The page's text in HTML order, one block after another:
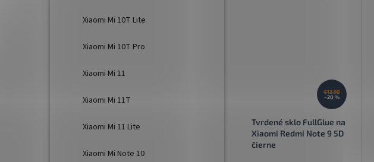
Xiaomi Mi 10T Lite
Xiaomi Mi 10T Pro
Xiaomi Mi 11
Xiaomi Mi 11T
Xiaomi Mi 11 Lite
Xiaomi Mi Note 10
€13,90
–20 %
Tvrdené sklo FullGlue na
Xiaomi Redmi Note 9 5D
čierne